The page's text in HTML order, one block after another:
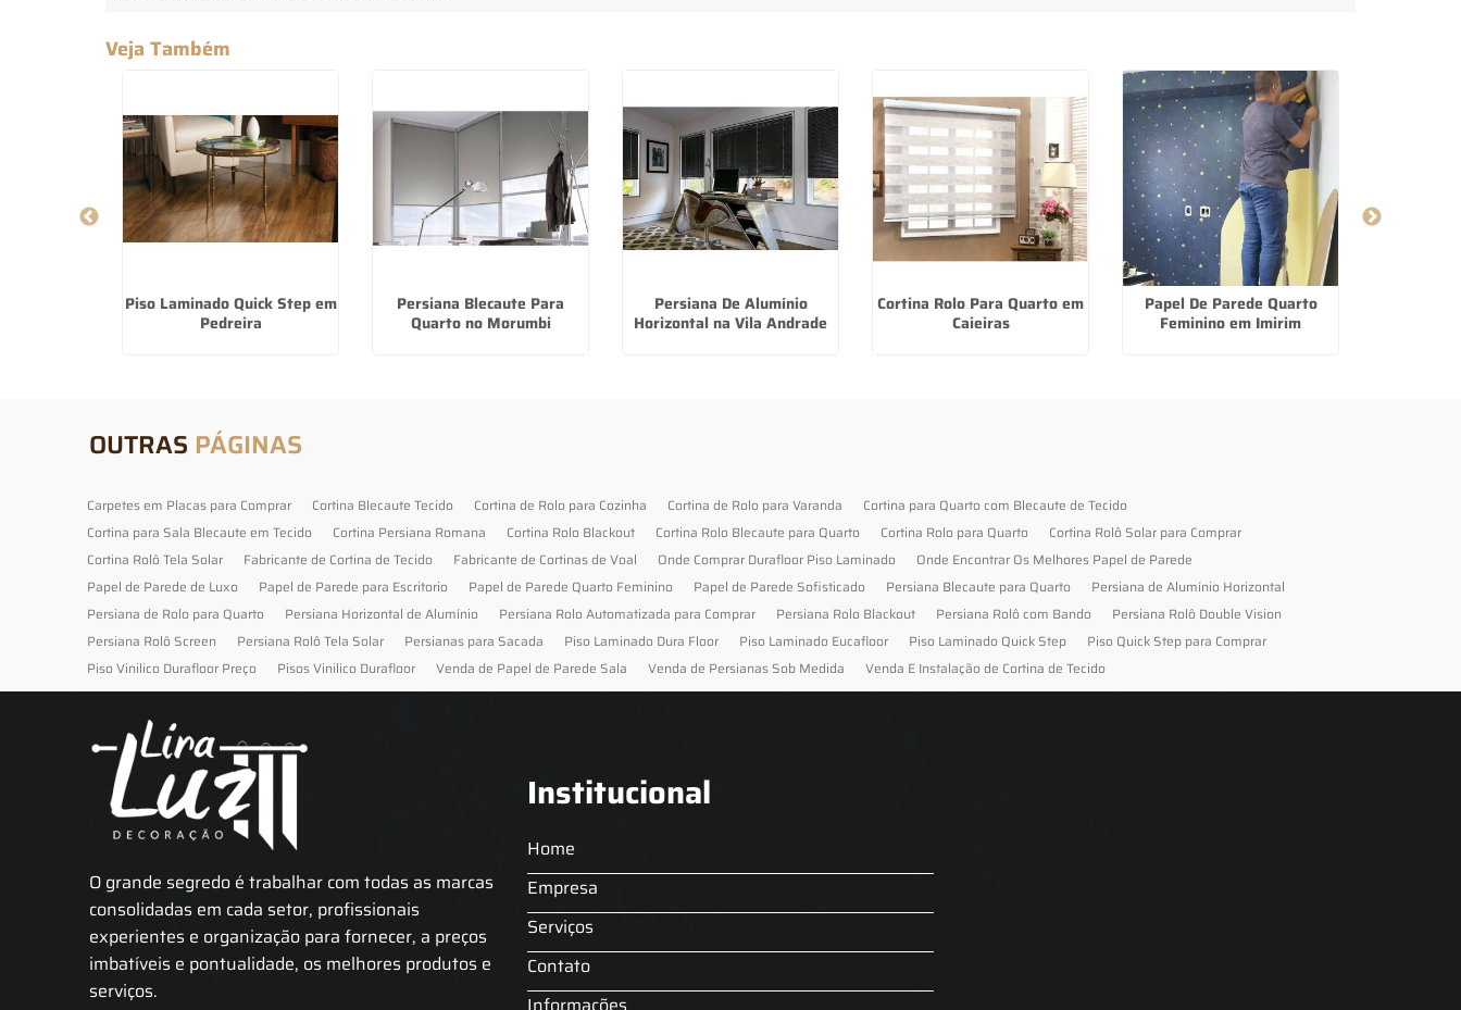
Veja Também
Piso Laminado Quick Step em
Pedreira
Persiana Blecaute Para
Quarto no Morumbi
Persiana De Alumínio
Horizontal na Vila Andrade
Cortina Rolo Para Quarto em
Caieiras
Papel De Parede Quarto
Feminino em Imirim
OUTRAS PÁGINAS
Carpetes em Placas para Comprar Cortina Blecaute Tecido Cortina de Rolo para Cozinha Cortina de Rolo para Varanda
Cortina para Quarto com Blecaute de Tecido
Cortina para Sala Blecaute em Tecido
Cortina Persiana Romana Cortina Rolo Blackout Cortina Rolo Blecaute para Quarto Cortina Rolo para Quarto
Cortina Rolô Solar para Comprar
Cortina Rolô Tela Solar
Fabricante de Cortina de Tecido Fabricante de Cortinas de Voal Onde Comprar Durafloor Piso Laminado
Onde Encontrar Os Melhores Papel de Parede
Papel de Parede de Luxo
Papel de Parede para Escritorio Papel de Parede Quarto Feminino Papel de Parede Sofisticado Persiana Blecaute para Quarto
Persiana de Alumínio Horizontal
Persiana de Rolo para Quarto
Persiana Horizontal de Alumínio Persiana Rolo Automatizada para Comprar Persiana Rolo Blackout Persiana Rolô com Bando
Persiana Rolô Double Vision
Persiana Rolô Screen
Persiana Rolô Tela Solar Persianas para Sacada Piso Laminado Dura Floor Piso Laminado Eucafloor Piso Laminado Quick Step
Piso Quick Step para Comprar
Piso Vinilico Durafloor Preço
Pisos Vinilico Durafloor Venda de Papel de Parede Sala Venda de Persianas Sob Medida Venda E Instalação de Cortina de Tecido
O grande segredo é trabalhar com todas as marcas
consolidadas em cada setor, profissionais
experientes e organização para fornecer, a preços
imbatíveis e pontualidade, os melhores produtos e
serviços.
Institucional
Home
Empresa
Serviços
Contato